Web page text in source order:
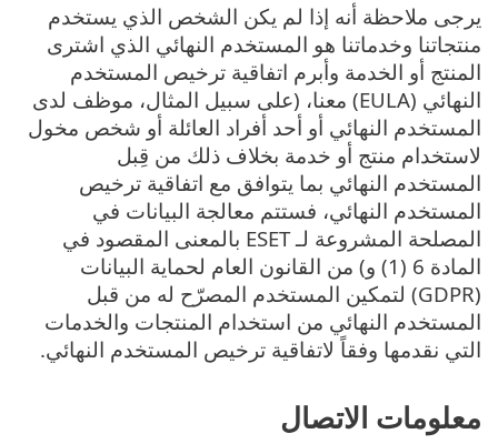
يرجى ملاحظة أنه إذا لم يكن الشخص الذي يستخدم
منتجاتنا وخدماتنا هو المستخدم النهائي الذي اشترى
المنتج أو الخدمة وأبرم اتفاقية ترخيص المستخدم
النهائي (EULA) معنا، (على سبيل المثال، موظف لدى
المستخدم النهائي أو أحد أفراد العائلة أو شخص مخول
لاستخدام منتج أو خدمة بخلاف ذلك من قِبل
المستخدم النهائي بما يتوافق مع اتفاقية ترخيص
المستخدم النهائي، فستتم معالجة البيانات في
المصلحة المشروعة لـ ESET بالمعنى المقصود في
المادة 6 (1) و) من القانون العام لحماية البيانات
(GDPR) لتمكين المستخدم المصرّح له من قبل
المستخدم النهائي من استخدام المنتجات والخدمات
التي نقدمها وفقاً لاتفاقية ترخيص المستخدم النهائي.
معلومات الاتصال